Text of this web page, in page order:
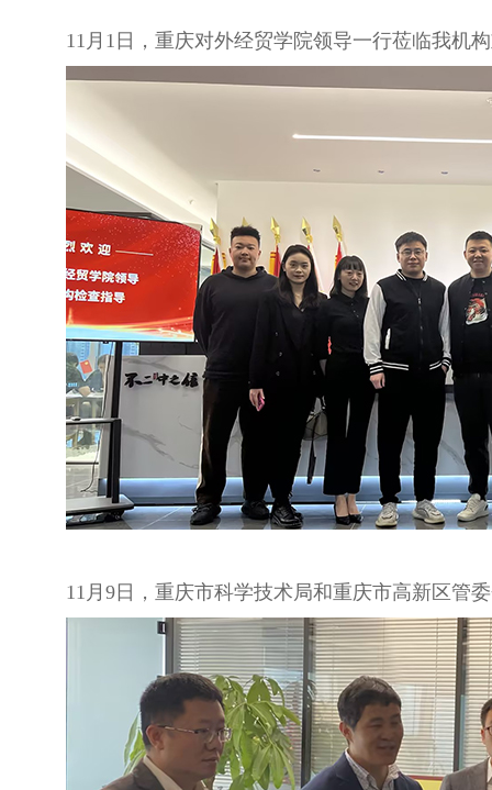
11月1日，重庆对外经贸学院领导一行莅临我机
11月9日，重庆市科学技术局和重庆市高新区管